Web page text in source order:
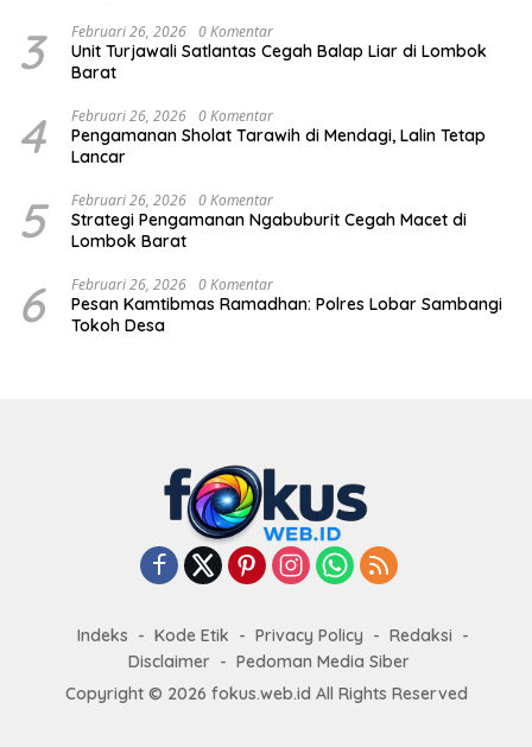
3 Februari 26, 2026 0 Komentar
Unit Turjawali Satlantas Cegah Balap Liar di Lombok
Barat
4 Februari 26, 2026 0 Komentar
Pengamanan Sholat Tarawih di Mendagi, Lalin Tetap
Lancar
5 Februari 26, 2026 0 Komentar
Strategi Pengamanan Ngabuburit Cegah Macet di
Lombok Barat
6 Februari 26, 2026 0 Komentar
Pesan Kamtibmas Ramadhan: Polres Lobar Sambangi
Tokoh Desa
Indeks Kode Etik Privacy Policy
Redaksi
Disclaimer
Pedoman Media Siber
Copyright © 2026 fokus.web.id All Rights Reserved